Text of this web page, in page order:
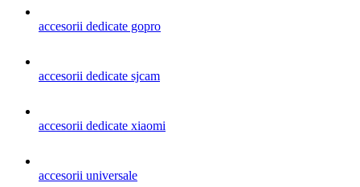
accesorii dedicate gopro
accesorii dedicate sjcam
accesorii dedicate xiaomi
accesorii universale